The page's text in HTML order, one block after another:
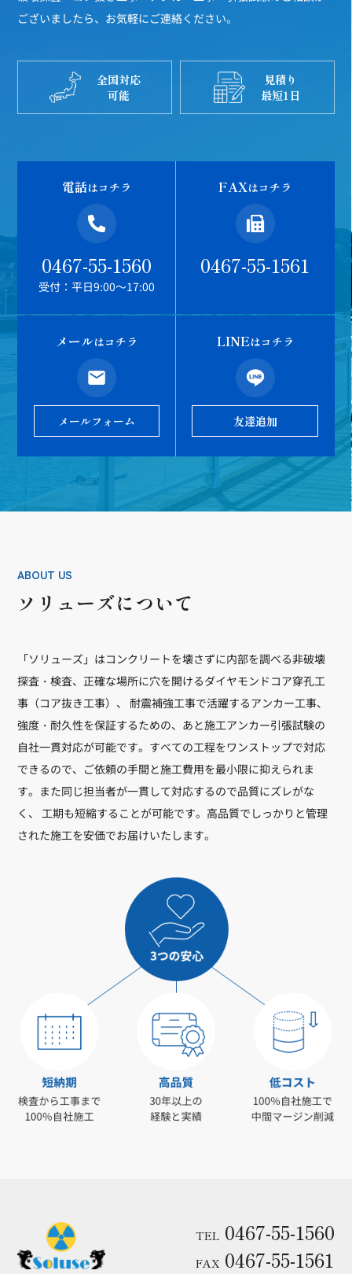
ございましたら、お気軽にご連絡ください。
全国対応
可能
見積り
最短1日
電話はコチラ
0467-55-1560
受付：平日9:00～17:00
FAXはコチラ
0467-55-1561
メールはコチラ
メールフォーム
LINEはコチラ
友達追加
ABOUT US
ソリューズについて
「ソリューズ」はコンクリートを壊さずに内部を調べる非破壊
探査・検査、正確な場所に穴を開けるダイヤモンドコア穿孔工
事（コア抜き工事）、 耐震補強工事で活躍するアンカー工事、
強度・耐久性を保証するための、あと施工アンカー引張試験の
自社一貫対応が可能です。すべての工程をワンストップで対応
できるので、ご依頼の手間と施工費用を最小限に抑えられま
す。また同じ担当者が一貫して対応するので品質にズレがな
く、 工期も短縮することが可能です。高品質でしっかりと管理
された施工を安価でお届けいたします。
TEL 0467-55-1560
FAX 0467-55-1561